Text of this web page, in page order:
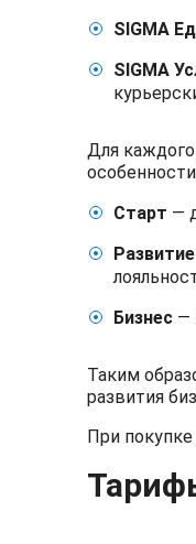
SIGMA
SIGMA
Для
Старт —
Развитие
Бизнес —
Таким
развития
При